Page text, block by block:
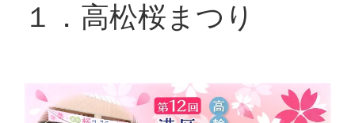
１．高松桜まつり